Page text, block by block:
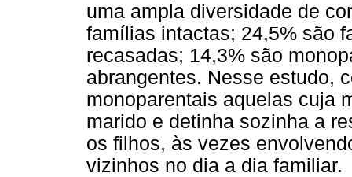
uma ampla diversidade de
famílias intactas; 24,5% são
recasadas; 14,3% são
abrangentes. Nesse estudo,
monoparentais aquelas cuja
marido e detinha sozinha a
os filhos, às vezes
vizinhos no dia a dia familiar.